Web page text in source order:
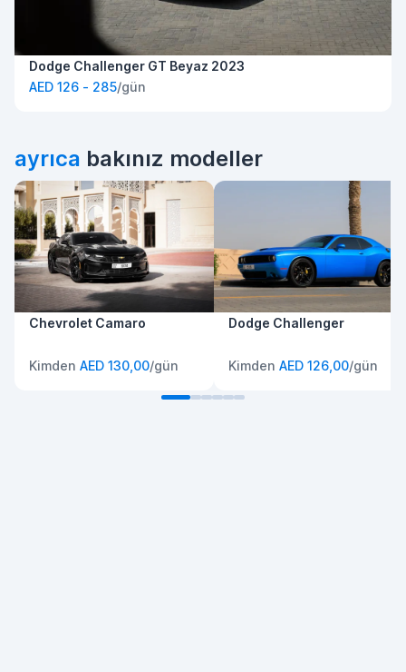
Dodge Challenger GT Beyaz 2023
AED 126 - 285/gün
ayrıca bakınız modeller
Chevrolet Camaro
Kimden AED 130,00/gün
Dodge Challenger
Kimden AED 126,00/gün